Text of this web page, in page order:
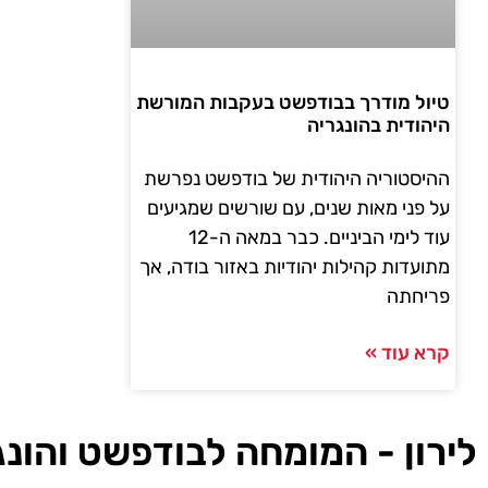
טיול מודרך בבודפשט בעקבות המורשת
היהודית בהונגריה
ההיסטוריה היהודית של בודפשט נפרשת
על פני מאות שנים, עם שורשים שמגיעים
עוד לימי הביניים. כבר במאה ה-12
מתועדות קהילות יהודיות באזור בודה, אך
פריחתה
קרא עוד »
לירון - המומחה לבודפשט